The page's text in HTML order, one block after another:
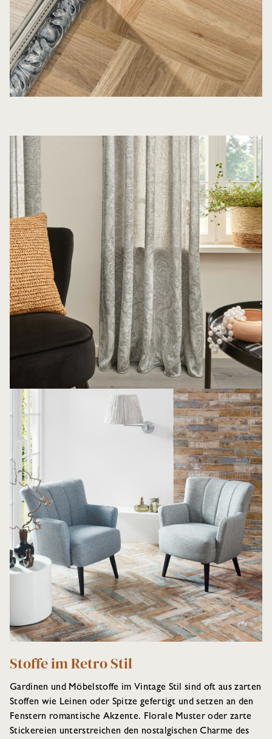
Stoffe im Retro Stil
Gardinen und Möbelstoffe im Vintage Stil sind oft aus zarten
Stoffen wie Leinen oder Spitze gefertigt und setzen an den
Fenstern romantische Akzente. Florale Muster oder zarte
Stickereien unterstreichen den nostalgischen Charme des